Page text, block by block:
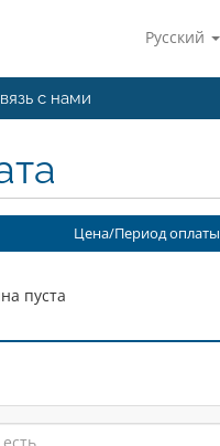
Русский
с нами
Цена/Период оплаты
пуста